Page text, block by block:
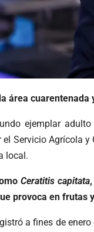
área
ejemplar
Servicio Agrícola
local.
Ceratitis capitata
provoca en frutas
a fines de